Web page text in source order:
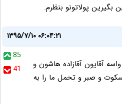
۱۳۹۵/۷/۱۰ ۰۶:۰۴:۲۱
85
41
آقایون آقازاده هاشون و
و صبر و تحمل ما را به